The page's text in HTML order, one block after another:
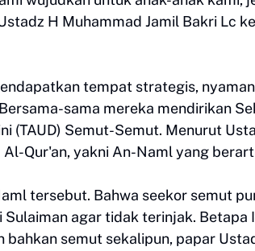
H Muhammad Jamil Bakri Lc
tempat strategis,
sama mereka mendirikan
(TAUD) Semut-Semut. Menurut
Qur'an, yakni An-Naml yang
tersebut. Bahwa seekor semut
agar tidak terinjak. Betapa
semut sekalipun, papar